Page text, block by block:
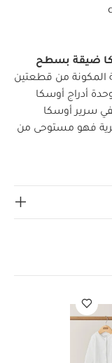
ضيقة بسطح
المكونة من قطعتين
أدراج أوسكا
سرير أوسكا
فهو مستوحى من
يتميز بقاعدة
الخشبية
نهائية من
المقاسات
الصغير: